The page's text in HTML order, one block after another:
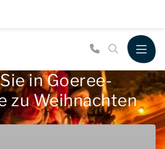
in Goeree-
zu Weihnachten